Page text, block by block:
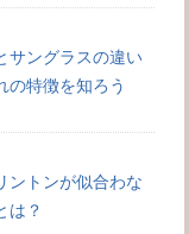
サングラスの違い
の特徴を知ろう
ントンが似合わな
は？